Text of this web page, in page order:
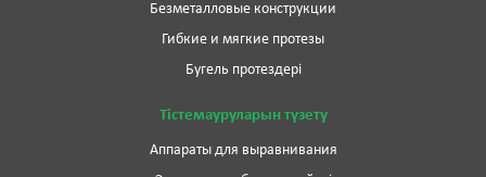
Безметалловые конструкции
Гибкие и мягкие протезы
Бугель протездері
Тістемауруларын түзету
Аппараты для выравнивания